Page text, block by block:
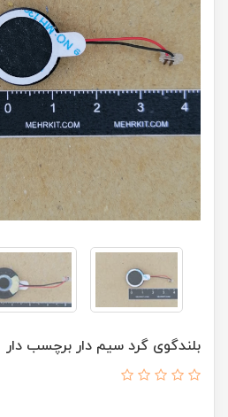
بلندگوی گرد سیم دار برچسب دار